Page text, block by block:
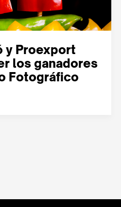
y Proexport
los ganadores
Fotográfico